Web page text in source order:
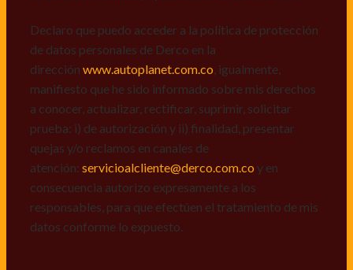
responsables, para que efectúen el tratamiento de mis
datos conforme lo expuesto.
Declaro que puedo acceder a la política de protección
de datos personales de Derco en la
dirección www.autoplanet.com.co , igualmente,
manifiesto que he sido informado sobre mis derechos
a conocer, actualizar, rectificar, suprimir, solicitar
prueba: i) de autorización y ii) finalidad, presentar
quejas y/o reclamos en canales de
atención: servicioalcliente@derco.com.co y en
consecuencia autorizo expresamente a los
responsables, para que efectúen el tratamiento de mis
datos conforme lo expuesto.